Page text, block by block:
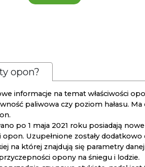
opon?
informacje na temat właściwości
paliwowa czy poziom hałasu.
po 1 maja 2021 roku posiadają
opon. Uzupełnione zostały
na której znajdują się parametry
opony na śniegu i lodzie.